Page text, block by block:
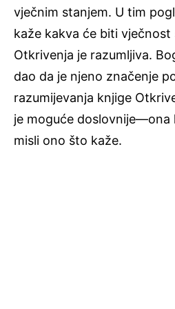
vječnim stanjem. U tim
kaže kakva će biti vječnost
Otkrivenja je razumljiva.
dao da je njeno značenje
razumijevanja knjige
je moguće doslovnije—ona
misli ono što kaže.